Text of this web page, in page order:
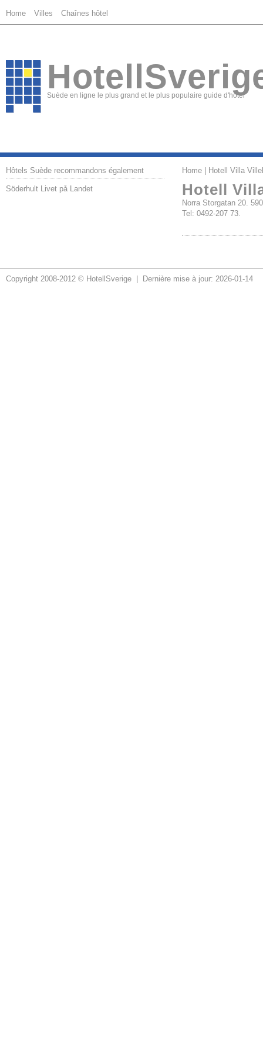
Home Villes Chaînes hôtel
Suède en ligne le plus grand et le plus populaire guide d'hôtel
Hôtels Suède recommandons également
Söderhult Livet på Landet
Home | Hotell Villa
Hotell
Norra Storgatan 20.
Tel: 0492-207 73.
Copyright 2008-2012 © HotellSverige | Dernière mise à jour: 2026-01-14